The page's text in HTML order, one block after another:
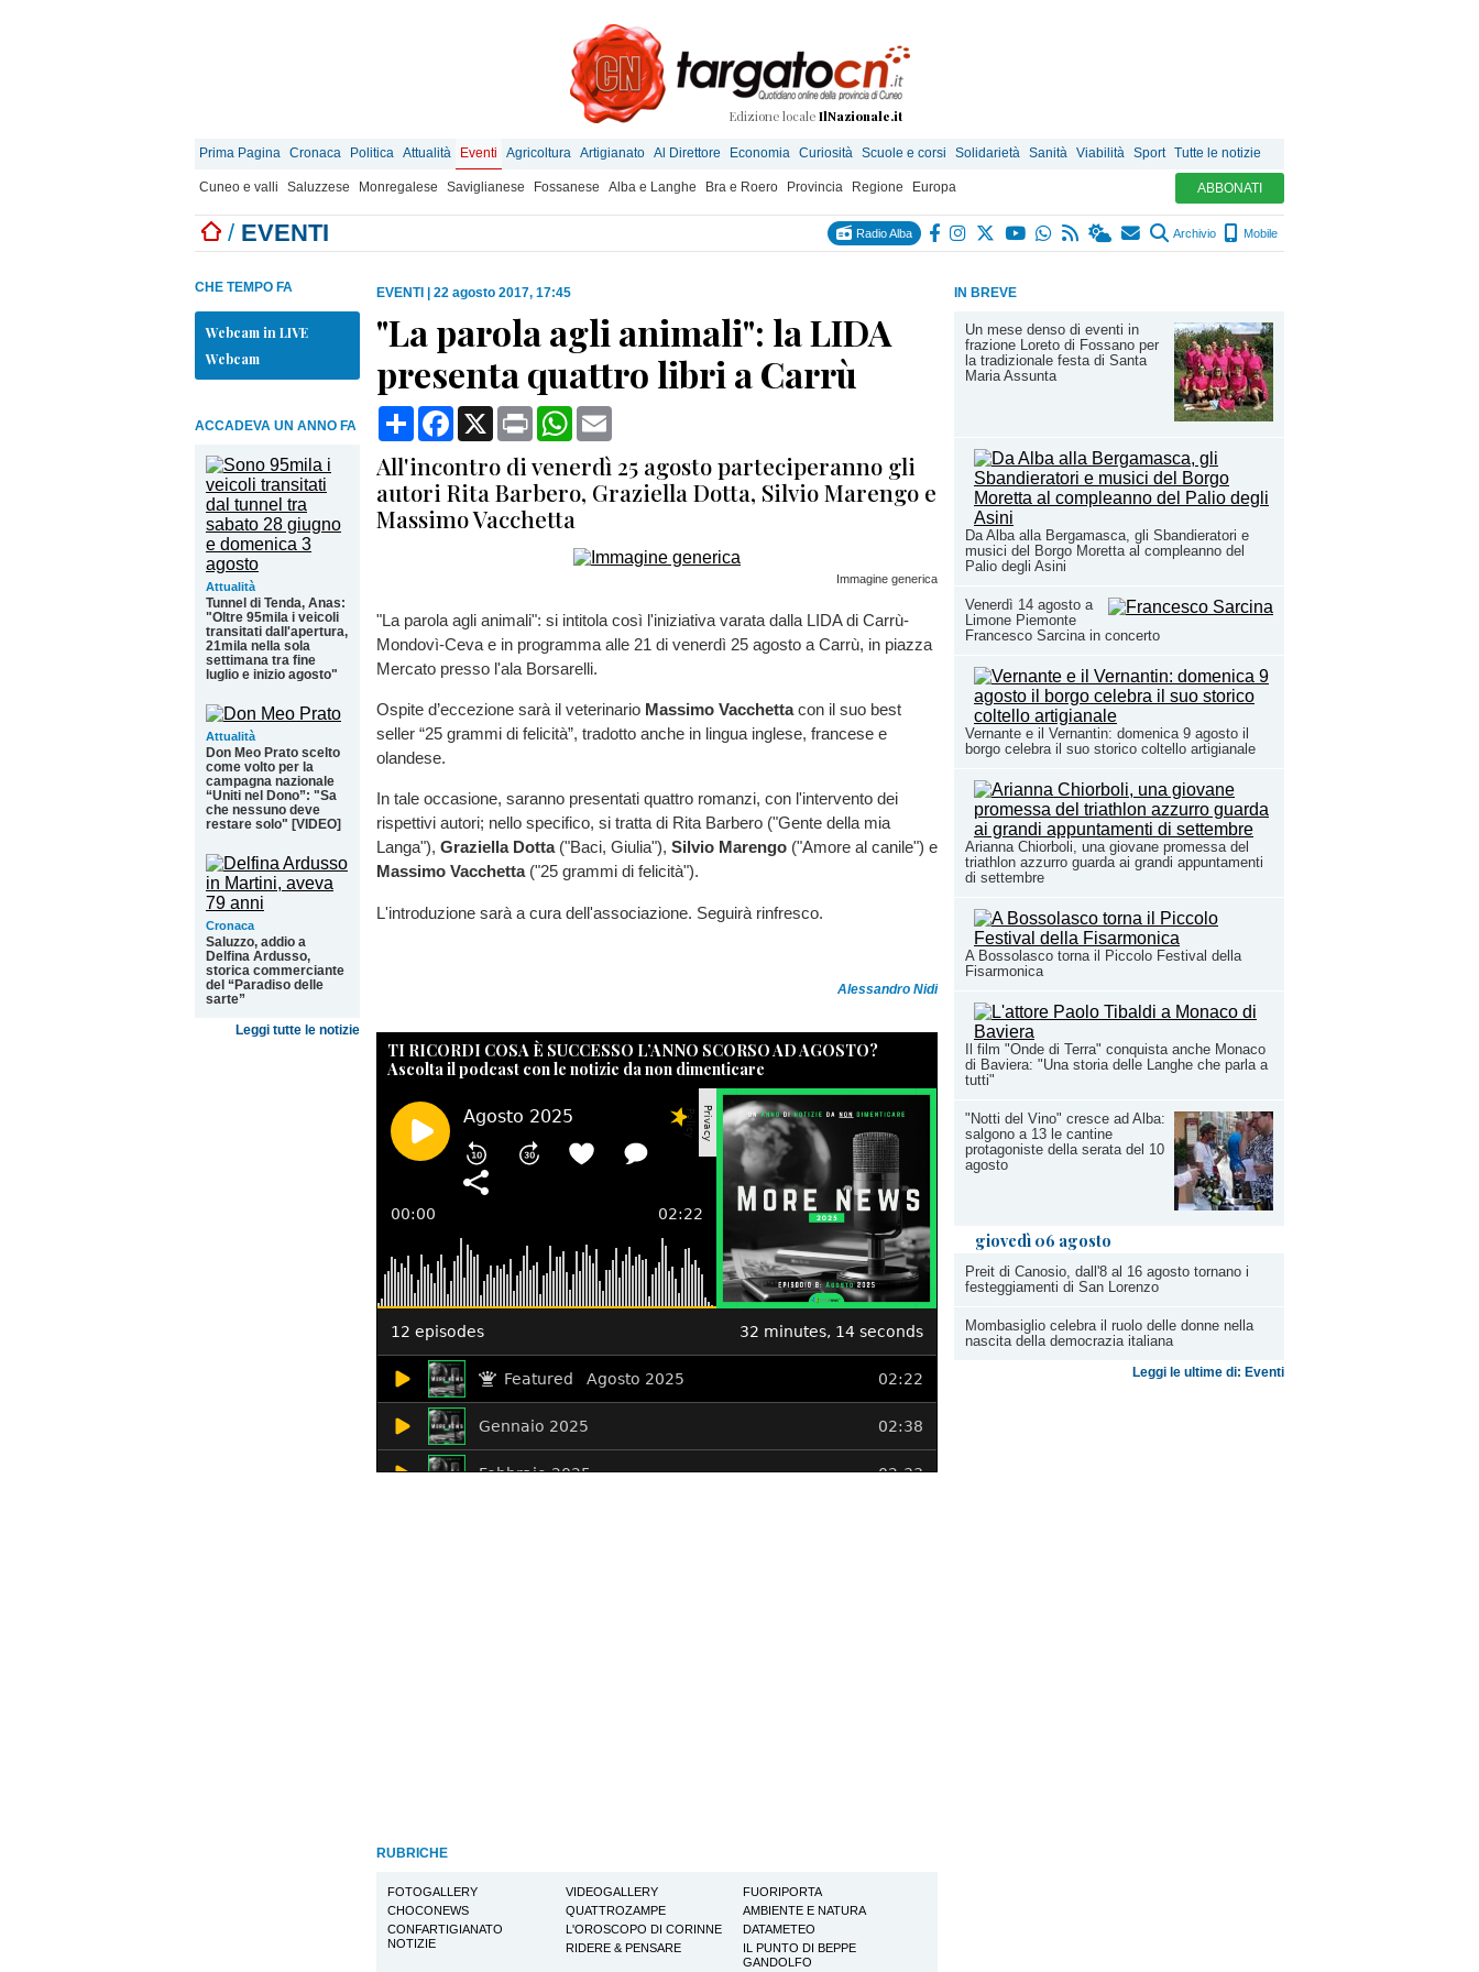
Edizione locale IlNazionale.it
Prima Pagina Cronaca Politica Attualità Eventi Agricoltura Artigianato Al Direttore Economia Curiosità Scuole e corsi Solidarietà Sanità Viabilità Sport Tutte le notizie
Cuneo e valli Saluzzese Monregalese Saviglianese Fossanese Alba e Langhe Bra e Roero Provincia Regione Europa ABBONATI
/ EVENTI Radio Alba Archivio Mobile
IN BREVE
Un mese denso di eventi in
frazione Loreto di Fossano per
la tradizionale festa di Santa
Maria Assunta
Da Alba alla Bergamasca, gli Sbandieratori e
musici del Borgo Moretta al compleanno del
Palio degli Asini
Venerdì 14 agosto a
Limone Piemonte
Francesco Sarcina in concerto
Vernante e il Vernantin: domenica 9 agosto il
borgo celebra il suo storico coltello artigianale
Arianna Chiorboli, una giovane promessa del
triathlon azzurro guarda ai grandi appuntamenti
di settembre
A Bossolasco torna il Piccolo Festival della
Fisarmonica
Il film "Onde di Terra" conquista anche Monaco
di Baviera: "Una storia delle Langhe che parla a
tutti"
"Notti del Vino" cresce ad Alba:
salgono a 13 le cantine
protagoniste della serata del 10
agosto
giovedì 06 agosto
Preit di Canosio, dall'8 al 16 agosto tornano i
festeggiamenti di San Lorenzo
Mombasiglio celebra il ruolo delle donne nella
nascita della democrazia italiana
Leggi le ultime di: Eventi
CHE TEMPO FA
Webcam in LIVE
Webcam
ACCADEVA UN ANNO FA
Attualità
Tunnel di Tenda, Anas:
"Oltre 95mila i veicoli
transitati dall'apertura,
21mila nella sola
settimana tra fine
luglio e inizio agosto"
Attualità
Don Meo Prato scelto
come volto per la
campagna nazionale
“Uniti nel Dono”: "Sa
che nessuno deve
restare solo" [VIDEO]
Cronaca
Saluzzo, addio a
Delfina Ardusso,
storica commerciante
del “Paradiso delle
sarte”
Leggi tutte le notizie
EVENTI 22 agosto 2017, 17:45
"La parola agli animali": la LIDA
presenta quattro libri a Carrù
CondividiFacebook
X Print WhatsApp
All'incontro di venerdì 25 agosto parteciperanno gli
autori Rita Barbero, Graziella Dotta, Silvio Marengo e
Massimo Vacchetta
Immagine generica
"La parola agli animali": si intitola così l'iniziativa varata dalla LIDA di Carrù-
Mondovì-Ceva e in programma alle 21 di venerdì 25 agosto a Carrù, in piazza
Mercato presso l'ala Borsarelli.
Ospite d’eccezione sarà il veterinario Massimo Vacchettacon il suo best
seller “25 grammi di felicità”, tradotto anche in lingua inglese, francese e
olandese.
In tale occasione, saranno presentati quattro romanzi, con l'intervento dei
rispettivi autori; nello specifico, si tratta di Rita Barbero ("Gente della mia
Langa"), Graziella Dotta ("Baci, Giulia"), Silvio Marengo ("Amore al canile") e
Massimo Vacchetta("25 grammi di felicità").
L'introduzione sarà a cura dell'associazione. Seguirà rinfresco.
Alessandro Nidi
TI RICORDI COSA È SUCCESSO L’ANNO SCORSO AD AGOSTO?
Ascolta il podcast con le notizie da non dimenticare
RUBRICHE
FOTOGALLERY VIDEOGALLERY
FUORIPORTA
CHOCONEWS
QUATTROZAMPE
AMBIENTE E NATURA
CONFARTIGIANATO
NOTIZIE
L'OROSCOPO DI CORINNE
DATAMETEO
RIDERE & PENSARE
IL PUNTO DI BEPPE
GANDOLFO